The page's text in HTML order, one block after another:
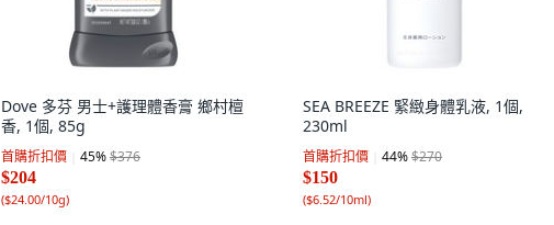
Dove 多芬 男士+護理體香膏 鄉村檀
香, 1個, 85g
首購折扣價 45%$376
$204
($24.00/10g)
SEA BREEZE 緊緻身體乳液, 1個,
230ml
首購折扣價 44%$270
$150
($6.52/10ml)